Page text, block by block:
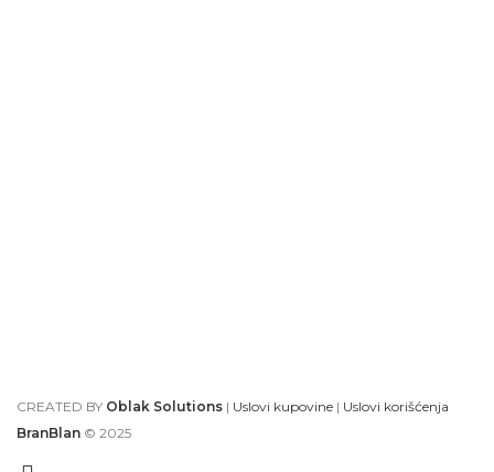
CREATED BY Oblak Solutions | Uslovi kupovine | Uslovi korišćenja
BranBlan © 2025